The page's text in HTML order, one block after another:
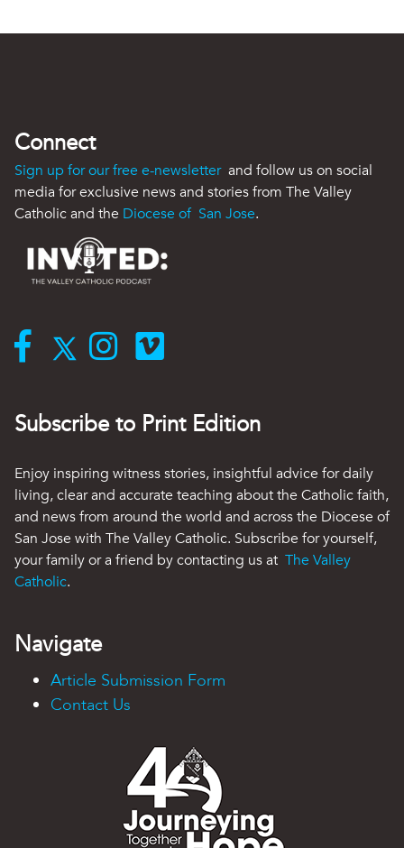
Connect
Sign up for our free e-newsletter and follow us on social
media for exclusive news and stories from The Valley
Catholic and the Diocese of San Jose.
Subscribe to Print Edition
Enjoy inspiring witness stories, insightful advice for daily
living, clear and accurate teaching about the Catholic faith,
and news from around the world and across the Diocese of
San Jose with The Valley Catholic. Subscribe for yourself,
your family or a friend by contacting us at The Valley
Catholic.
Navigate
Article Submission Form
Contact Us